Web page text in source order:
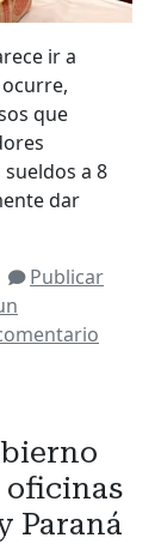
ir a
que
a 8
dar
Publicar
oficinas
Paraná